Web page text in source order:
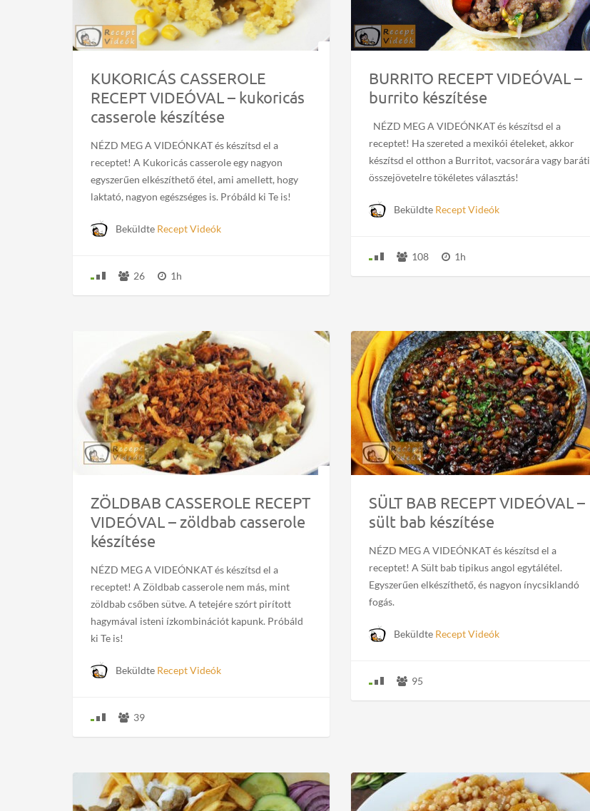
KUKORICÁS CASSEROLE
RECEPT VIDEÓVAL – kukoricás
casserole készítése
NÉZD MEG A VIDEÓNKAT és készítsd el a
receptet! A Kukoricás casserole egy nagyon
egyszerűen elkészíthető étel, ami amellett, hogy
laktató, nagyon egészséges is. Próbáld ki Te is!
Beküldte Recept Videók
26 1h
BURRITO RECEPT VIDEÓVAL –
burrito készítése
NÉZD MEG A VIDEÓNKAT és készítsd el a
receptet! Ha szereted a mexikói ételeket, akkor
készítsd el otthon a Burritot, vacsorára vagy baráti
összejövetelre tökéletes választás!
Beküldte Recept Videók
108 1h
ZÖLDBAB CASSEROLE RECEPT
VIDEÓVAL – zöldbab casserole
készítése
NÉZD MEG A VIDEÓNKAT és készítsd el a
receptet! A Zöldbab casserole nem más, mint
zöldbab csőben sütve. A tetejére szórt pirított
hagymával isteni ízkombinációt kapunk. Próbáld
ki Te is!
Beküldte Recept Videók
39
SÜLT BAB RECEPT VIDEÓVAL –
sült bab készítése
NÉZD MEG A VIDEÓNKAT és készítsd el a
receptet! A Sült bab tipikus angol egytálétel.
Egyszerűen elkészíthető, és nagyon ínycsiklandó
fogás.
Beküldte Recept Videók
95